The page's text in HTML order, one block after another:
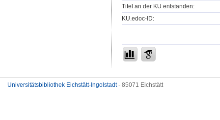
Titel an der KU entstanden:
KU.edoc-ID:
Universitätsbibliothek Eichstätt-Ingolstadt- 85071 Eichstätt